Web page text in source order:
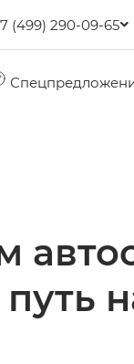
(499) 290-09-65